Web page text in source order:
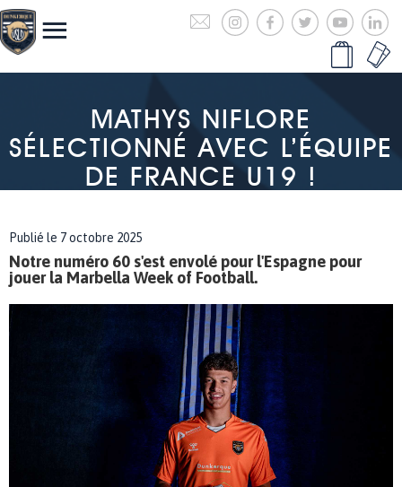
MATHYS NIFLORE
SÉLECTIONNÉ AVEC L’ÉQUIPE
DE FRANCE U19 !
Publié le 7 octobre 2025
Notre numéro 60 s'est envolé pour l'Espagne pour
jouer la Marbella Week of Football.